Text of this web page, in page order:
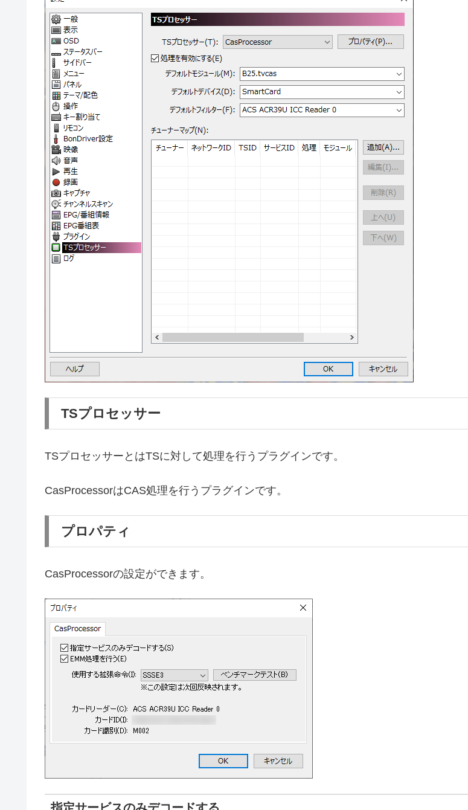
TSプロセッサー
TSプロセッサーとはTSに対して処理を行うプラグインです。
CasProcessorはCAS処理を行うプラグインです。
プロパティ
CasProcessorの設定ができます。